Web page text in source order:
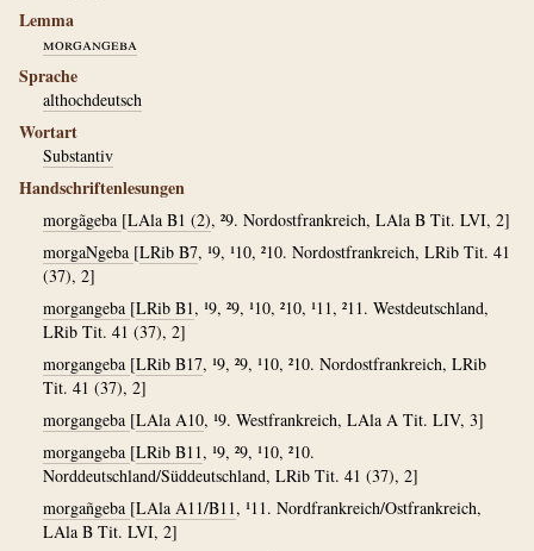
Lemma
morgangeba
Sprache
althochdeutsch
Wortart
Substantiv
Handschriftenlesungen
morgãgeba [LAla B1 (2), ²9. Nordostfrankreich, LAla B Tit. LVI, 2]
morgaNgeba [LRib B7, ¹9, ¹10, ²10. Nordostfrankreich, LRib Tit. 41
(37), 2]
morgangeba [LRib B1, ¹9, ²9, ¹10, ²10, ¹11, ²11. Westdeutschland,
LRib Tit. 41 (37), 2]
morgangeba [LRib B17, ¹9, ²9, ¹10, ²10. Nordostfrankreich, LRib
Tit. 41 (37), 2]
morgangeba [LAla A10, ¹9. Westfrankreich, LAla A Tit. LIV, 3]
morgangeba [LRib B11, ¹9, ²9, ¹10, ²10.
Norddeutschland/Süddeutschland, LRib Tit. 41 (37), 2]
morgañgeba [LAla A11/B11, ¹11. Nordfrankreich/Ostfrankreich,
LAla B Tit. LVI, 2]